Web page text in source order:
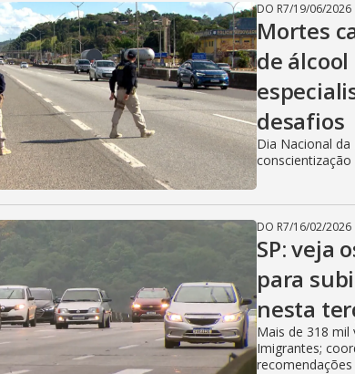
DO R7/19/06/2026
Mortes
de
desafios
Dia Nacional
DO R7/16/02/2026
SP: veja
para
nesta
Mais de 318 mil
Imigrantes;